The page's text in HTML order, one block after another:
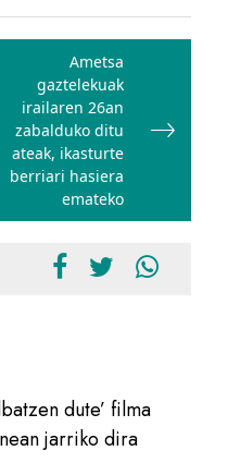
Ametsa
gaztelekuak
irailaren 26an
zabalduko ditu
ateak, ikasturte
berriari hasiera
emateko
dute’ filma
jarriko dira